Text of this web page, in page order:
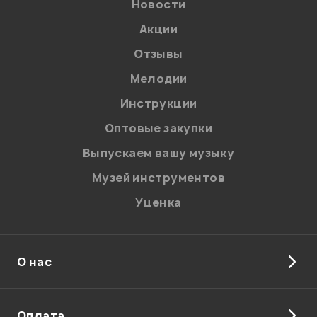
Впечатления о товаре:
Новости
Акции
Отзывы
Мелодии
Инструкции
Оптовые закупки
Выпускаем вашу музыку
Музей инструментов
Уценка
О нас